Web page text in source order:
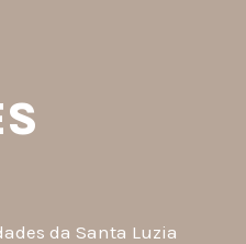
da Santa Luzia